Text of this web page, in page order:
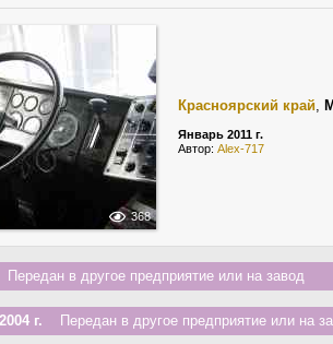
368
Красноярский край,
Январь 2011 г.
Автор: Alex-717
в другое предприятие или на завод
г. Передан в другое предприятие или на